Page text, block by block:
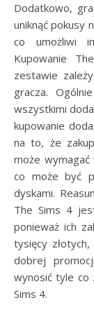
Dodatkowo,
uniknąć pokusy
co umożliwi
Kupowanie
zestawie
gracza.
wszystkimi
kupowanie
na to, że
może
co może być
dyskami.
The Sims 4
ponieważ ich
tysięcy
dobrej
wynosić tyle co
Sims 4.